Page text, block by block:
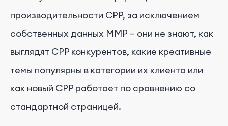
производительности CPP, за исключением
собственных данных MMP — они не знают, как
выглядят CPP конкурентов, какие креативные
темы популярны в категории их клиента или
как новый CPP работает по сравнению со
стандартной страницей.